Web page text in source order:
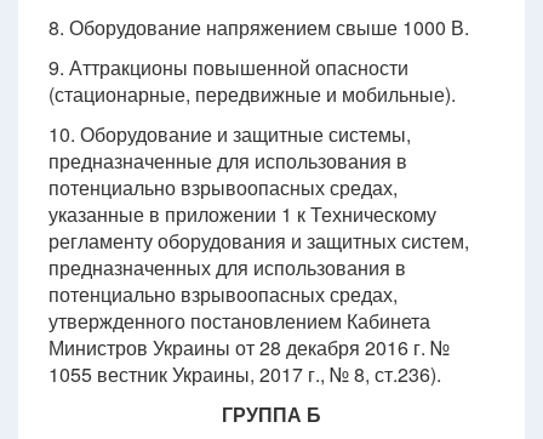
8. Оборудование напряжением свыше 1000 В.
9. Аттракционы повышенной опасности
(стационарные, передвижные и мобильные).
10. Оборудование и защитные системы,
предназначенные для использования в
потенциально взрывоопасных средах,
указанные в приложении 1 к Техническому
регламенту оборудования и защитных систем,
предназначенных для использования в
потенциально взрывоопасных средах,
утвержденного постановлением Кабинета
Министров Украины от 28 декабря 2016 г. №
1055 вестник Украины, 2017 г., № 8, ст.236).
ГРУППА Б